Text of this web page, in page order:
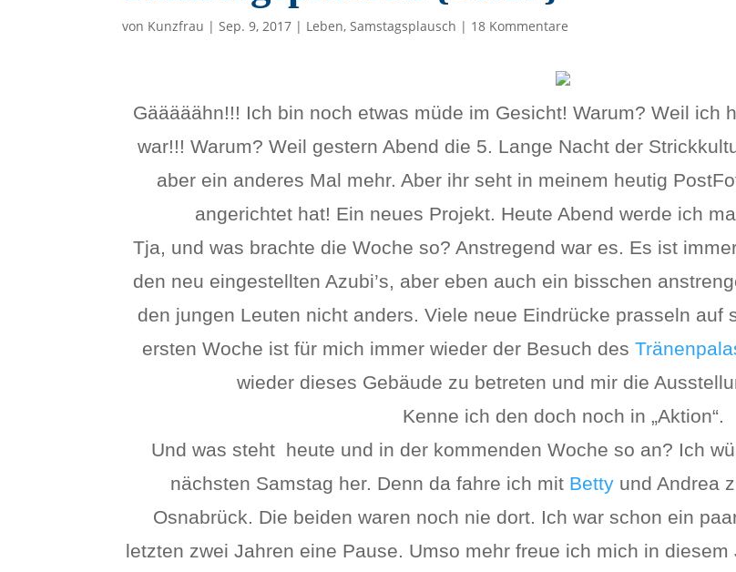
von Kunzfrau | Sep. 9, 2017 | Leben, Samstagsplausch | 18 Kommentare
Gääääähn!!! Ich bin noch etwas müde im Gesicht! Warum? Weil ich
war!!! Warum? Weil gestern Abend die 5. Lange Nacht der
aber ein anderes Mal mehr. Aber ihr seht in meinem heutig
angerichtet hat! Ein neues Projekt. Heute Abend werde ich
Tja, und was brachte die Woche so? Anstregend war es. Es ist
den neu eingestellten Azubi’s, aber eben auch ein bisschen
den jungen Leuten nicht anders. Viele neue Eindrücke prasseln auf
ersten Woche ist für mich immer wieder der Besuch des
wieder dieses Gebäude zu betreten und mir die
Kenne ich den doch noch in „Aktion“.
Und was steht heute und in der kommenden Woche so an? Ich
nächsten Samstag her. Denn da fahre ich mit Betty und Andrea
Osnabrück. Die beiden waren noch nie dort. Ich war schon ein
letzten zwei Jahren eine Pause. Umso mehr freue ich mich in